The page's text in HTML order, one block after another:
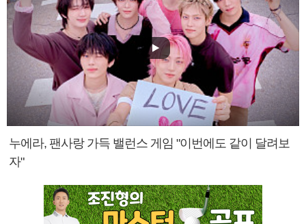
누에라, 팬사랑 가득 밸런스 게임 "이번에도 같이 달려보
자"